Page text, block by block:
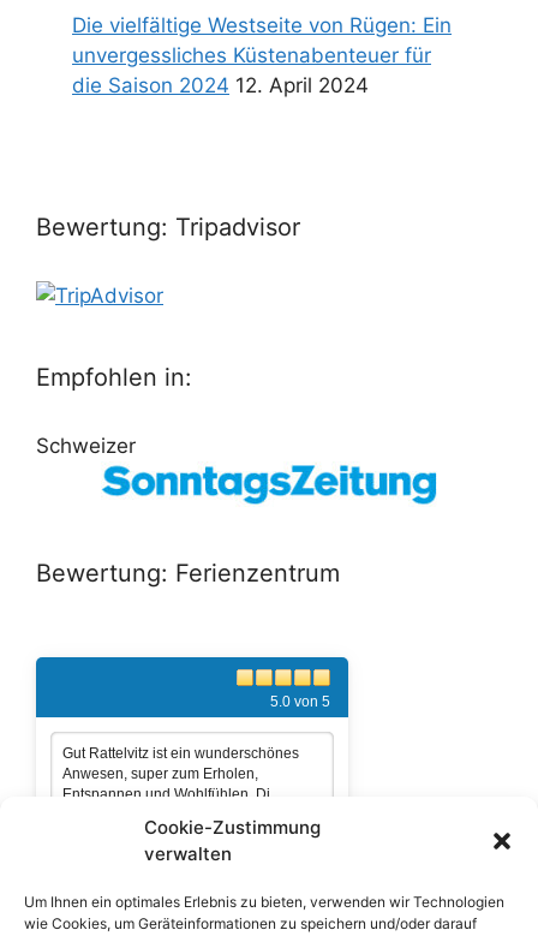
Cookie-Zustimmung
verwalten
Um Ihnen ein optimales Erlebnis zu bieten, verwenden wir Technologien
wie Cookies, um Geräteinformationen zu speichern und/oder darauf
Die vielfältige Westseite von Rügen: Ein
unvergessliches Küstenabenteuer für
die Saison 2024 12. April 2024
Bewertung: Tripadvisor
Empfohlen in:
Schweizer
Bewertung: Ferienzentrum
5.0 von 5
Gut Rattelvitz ist ein wunderschönes
Anwesen, super zum Erholen,
Entspannen und Wohlfühlen. Di ...
als Gast bewerten
Gästebuch einsehen: